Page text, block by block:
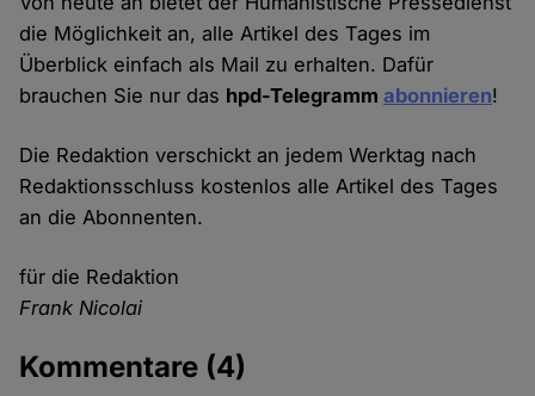
die Möglichkeit an, alle Artikel des Tages im
Überblick einfach als Mail zu erhalten. Dafür
brauchen Sie nur das hpd-Telegrammabonnieren!
Die Redaktion verschickt an jedem Werktag nach
Redaktionsschluss kostenlos alle Artikel des Tages
an die Abonnenten.
für die Redaktion
Frank Nicolai
Kommentare (4)